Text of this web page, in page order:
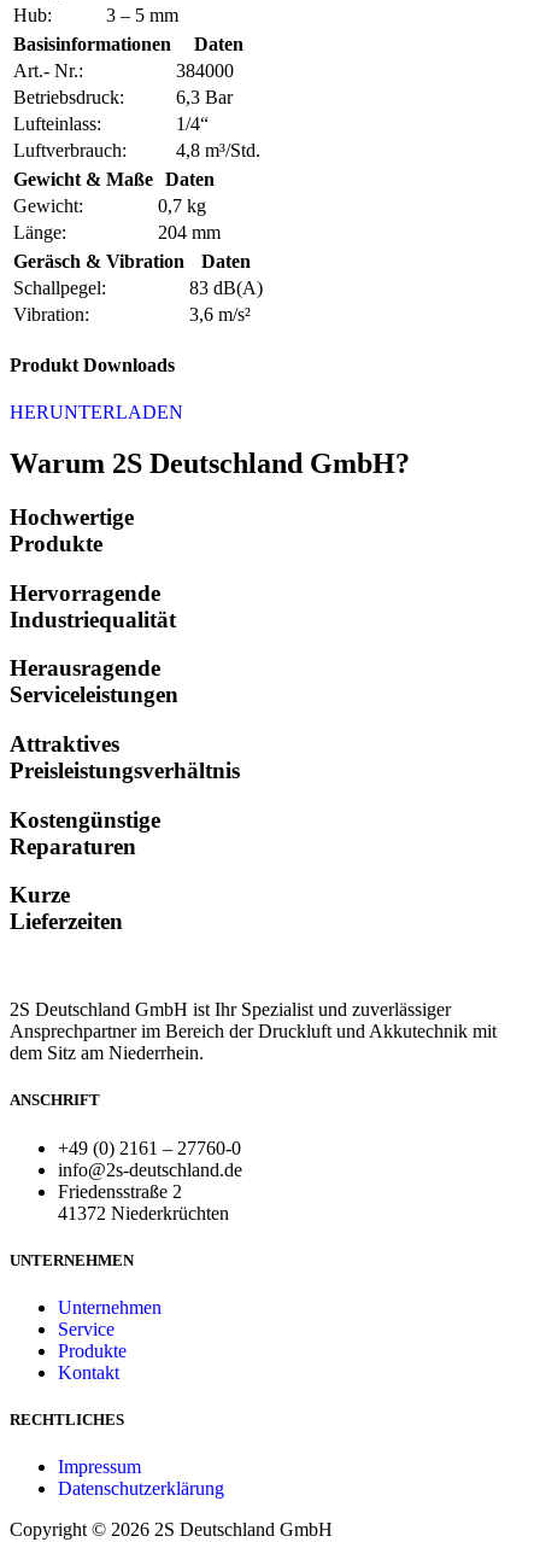
Hub:
3 – 5 mm
Basisinformationen
Daten
Art.- Nr.:
384000
Betriebsdruck:
6,3 Bar
Lufteinlass:
1/4“
Luftverbrauch:
4,8 m³/Std.
Gewicht & Maße Daten
Gewicht:
0,7 kg
Länge:
204 mm
Geräsch & Vibration
Daten
Schallpegel:
83 dB(A)
Vibration:
3,6 m/s²
Produkt Downloads
HERUNTERLADEN
Warum 2S Deutschland GmbH?
Hochwertige
Produkte
Hervorragende
Industriequalität
Herausragende
Serviceleistungen
Attraktives
Preisleistungsverhältnis
Kostengünstige
Reparaturen
Kurze
Lieferzeiten
2S Deutschland GmbH ist Ihr Spezialist und zuverlässiger
Ansprechpartner im Bereich der Druckluft und Akkutechnik mit
dem Sitz am Niederrhein.
ANSCHRIFT
+49 (0) 2161 – 27760-0
info@2s-deutschland.de
Friedensstraße 2
41372 Niederkrüchten
UNTERNEHMEN
Unternehmen
Service
Produkte
Kontakt
RECHTLICHES
Impressum
Datenschutzerklärung
Copyright © 2026 2S Deutschland GmbH